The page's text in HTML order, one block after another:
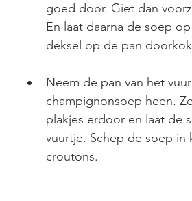
goed door. Giet dan
En laat daarna de soep
deksel op de pan
Neem de pan van het
champignonsoep heen.
plakjes erdoor en laat de
vuurtje. Schep de soep
croutons.